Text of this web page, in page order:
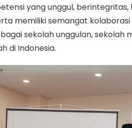
yang unggul,
memiliki semangat
sekolah unggulan, sekolah
di Indonesia.